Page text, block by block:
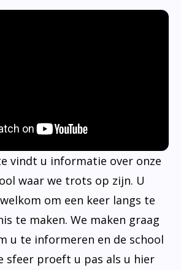
vindt u informatie over onze
waar we trots op zijn. U
om een keer langs te
te maken. We maken graag
u te informeren en de school
sfeer proeft u pas als u hier